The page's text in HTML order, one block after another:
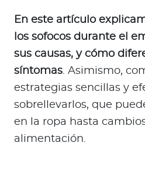
Para Agentes
Red de Salud
Contáctanos
En este artículo
los sofocos durante el
sus causas, y cómo
síntomas. Asimismo,
estrategias sencillas y
sobrellevarlos, que
en la ropa hasta
alimentación.